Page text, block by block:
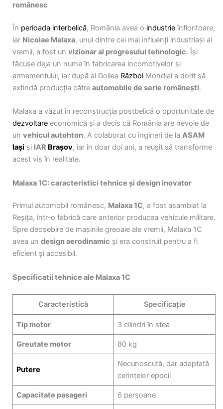
românesc
În perioada interbelică, România avea o industrie înfloritoare,
iar Nicolae Malaxa, unul dintre cei mai influenți industriași ai
vremii, a fost un vizionar al progresului tehnologic. Își
făcuse deja un nume în fabricarea locomotivelor și
armamentului, iar după al Doilea Război Mondial a dorit să
extindă producția către automobile de serie românești.
Malaxa a văzut în reconstrucția postbelică o oportunitate de
dezvoltare economică și a decis că România are nevoie de
un vehicul autohton. A colaborat cu ingineri de la ASAM
Iași și IAR Brașov, iar în doar doi ani, a reușit să transforme
acest vis în realitate.
Malaxa 1C: caracteristici tehnice și design inovator
Primul automobil românesc, Malaxa 1C, a fost asamblat la
Reșița, într-o fabrică care anterior producea vehicule militare.
Spre deosebire de mașinile greoaie ale vremii, Malaxa 1C
avea un design aerodinamic și era construit pentru a fi
eficient și accesibil.
Specificatii tehnice ale Malaxa 1C
Caracteristică Specificație
Tip motor 3 cilindri în stea
Greutate motor 80 kg
Putere
Necunoscută, dar adaptată
cerințelor epocii
Capacitate pasageri 6 persoane